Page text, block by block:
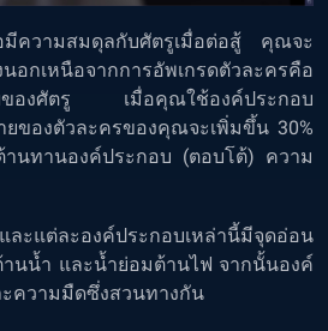
วามสมดุลกับศัตรูเมื่อต่อสู้ คุณจะ
เหนือจากการอัพเกรดตัวละครคือ
บของศัตรู เมื่อคุณใช้องค์ประกอบ
ยของตัวละครของคุณจะเพิ่มขึ้น 30%
นทานองค์ประกอบ (ตอบโต้) ความ
ะแต่ละองค์ประกอบเหล่านี้มีจุดอ่อน
นน้ำ และน้ำย่อมต้านไฟ จากนั้นองค์
ความมืดซึ่งสวนทางกัน